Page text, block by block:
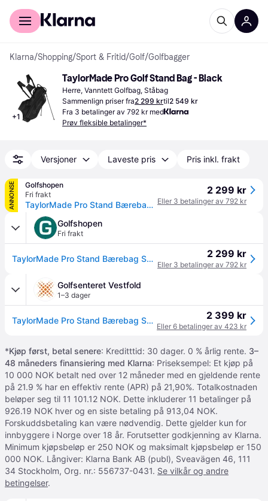
For kunder
Klarna/Shopping/Sport & Fritid/Golf/Golfbagger
+1
TaylorMade Pro Golf Stand Bag - Black
Herre, Vanntett Golfbag, Ståbag
Sammenlign priser fra2 299 krtil2 549 kr
Fra 3 betalinger av 792 kr med
Prøv fleksible betalinger*
Versjoner Laveste pris Pris inkl. frakt
ANNONSE
Golfshopen
Fri frakt
TaylorMade Pro Stand Bærebag Svart
2 299 kr
Eller 3 betalinger av 792 kr
Golfshopen
Fri frakt
TaylorMade Pro Stand Bærebag Svart 2 299 kr
Eller 3 betalinger av 792 kr
Golfsenteret Vestfold
1–3 dager
TaylorMade Pro Stand Bærebag Sort 2 399 kr
Eller 6 betalinger av 423 kr
*Kjøp først, betal senere: Kreditttid: 30 dager. 0 % årlig rente. 3–
48 måneders finansiering med Klarna: Priseksempel: Et kjøp på
10 000 NOK betalt ned over 12 måneder med en gjeldende rente
på 21.9 % har en effektiv rente (APR) på 21,90%. Totalkostnaden
beløper seg til 11 101.12 NOK. Dette inkluderer 11 betalinger på
926.19 NOK hver og en siste betaling på 913,04 NOK.
Forskuddsbetaling kan være nødvendig. Dette gjelder kun for
innbyggere i Norge over 18 år. Forutsetter godkjenning av Klarna.
Minimum kjøpsbeløp er 250 NOK og maksimalt kjøpsbeløp er 150
000 NOK. Långiver: Klarna Bank AB (publ), Sveavägen 46, 111
34 Stockholm, Org. nr.: 556737-0431. Se vilkår og andre
betingelser.